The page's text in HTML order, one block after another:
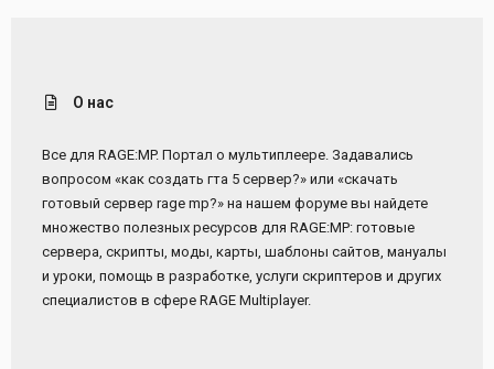
О нас
Все для RAGE:MP. Портал о мультиплеере. Задавались
вопросом «как создать гта 5 сервер?» или «скачать
готовый сервер rage mp?» на нашем форуме вы найдете
множество полезных ресурсов для RAGE:MP: готовые
сервера, скрипты, моды, карты, шаблоны сайтов, мануалы
и уроки, помощь в разработке, услуги скриптеров и других
специалистов в сфере RAGE Multiplayer.